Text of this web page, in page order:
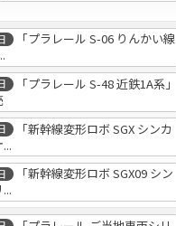
「プラレール S-06 りんかい線
「プラレール S-48 近鉄1A系」
「新幹線変形ロボ SGX シンカ
「新幹線変形ロボ SGX09 シン